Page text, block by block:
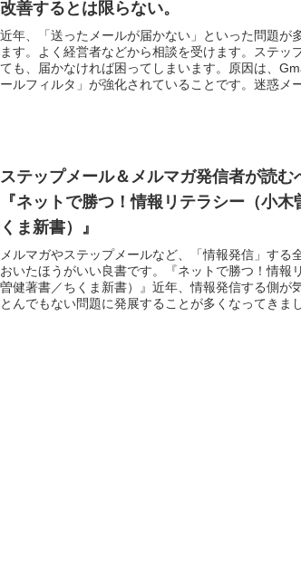
改善するとは限らない。
近年、「送ったメールが届かない」といった問題が
ます。よく経営者などから相談を受けます。ステッ
ても、届かなければ困ってしまいます。原因は、
ールフィルタ」が強化されていることです。迷惑メー
ステップメール＆メルマガ発信者が読む
『ネットで勝つ！情報リテラシー（小木
くま新書）』
メルマガやステップメールなど、「情報発信」する
おいたほうがいい良書です。『ネットで勝つ！情報
曽健著書／ちくま新書）』近年、情報発信する側が
とんでもない問題に発展することが多くなってきま